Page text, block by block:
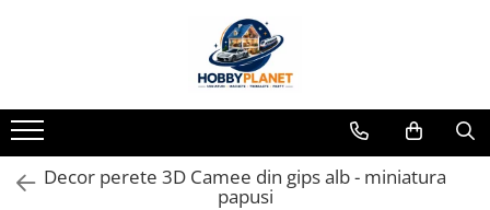
MINIATURI CASUTE PAPUSI
Accesorii miniaturale
Accesorii miniaturale diverse
Decor perete 3D Camee din gips alb - miniatura
papusi